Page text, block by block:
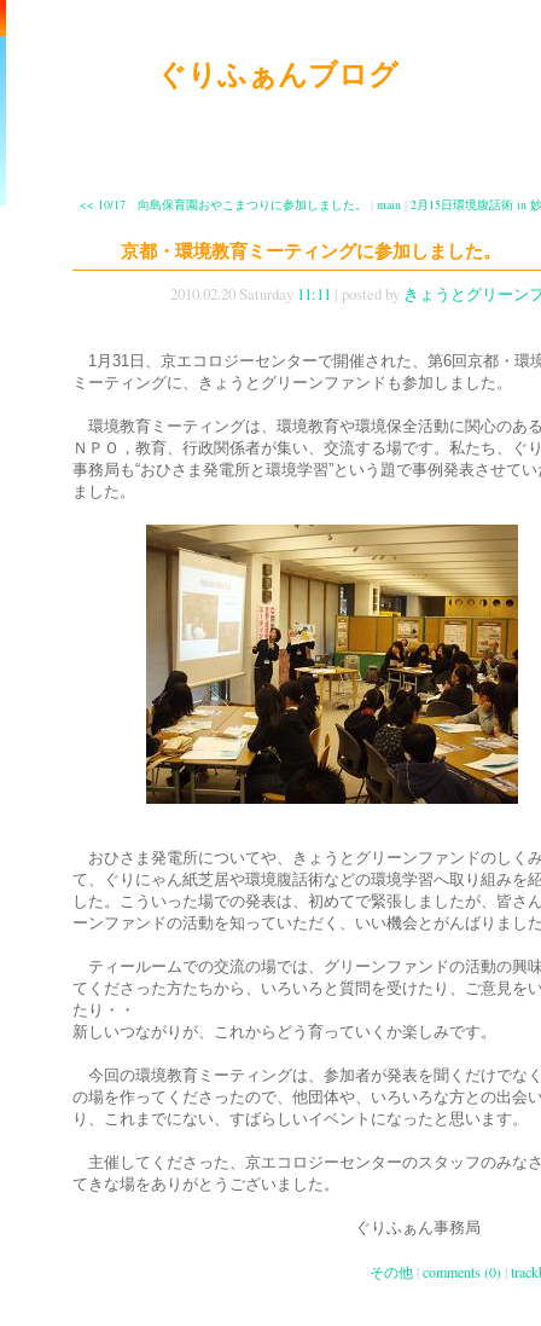
ぐりふぁんブログ
<< 10/17 向島保育園おやこまつりに参加しました。 main 2月15日環境腹話術 in
京都・環境教育ミーティングに参加しました。
2010.02.20 Saturday 11:11 | posted by きょうとグリーン
1月31日、京エコロジーセンターで開催された、第6回京都・環
ミーティングに、きょうとグリーンファンドも参加しました。
環境教育ミーティングは、環境教育や環境保全活動に関心のあ
ＮＰＯ，教育、行政関係者が集い、交流する場です。私たち、ぐ
事務局も“おひさま発電所と環境学習”という題で事例発表させて
ました。
おひさま発電所についてや、きょうとグリーンファンドのしく
て、ぐりにゃん紙芝居や環境腹話術などの環境学習へ取り組みを
した。こういった場での発表は、初めてで緊張しましたが、皆さ
ーンファンドの活動を知っていただく、いい機会とがんばりまし
ティールームでの交流の場では、グリーンファンドの活動の興
てくださった方たちから、いろいろと質問を受けたり、ご意見を
たり・・
新しいつながりが、これからどう育っていくか楽しみです。
今回の環境教育ミーティングは、参加者が発表を聞くだけでな
の場を作ってくださったので、他団体や、いろいろな方との出会
り、これまでにない、すばらしいイベントになったと思います。
主催してくださった、京エコロジーセンターのスタッフのみな
てきな場をありがとうございました。
ぐりふぁん事務局
その他 |comments (0) |